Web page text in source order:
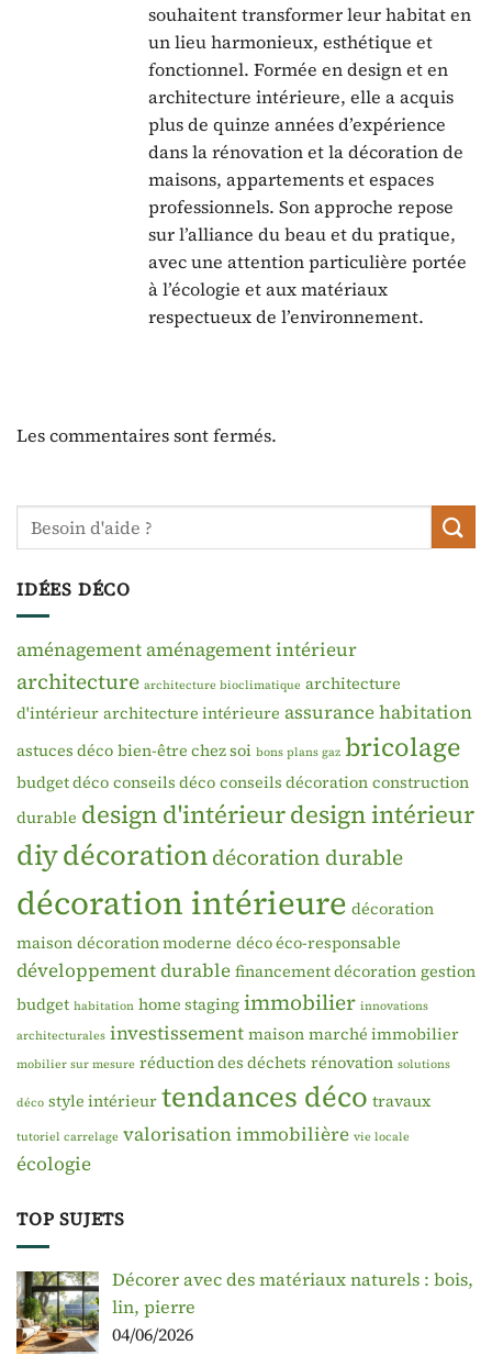
souhaitent transformer leur habitat en
un lieu harmonieux, esthétique et
fonctionnel. Formée en design et en
architecture intérieure, elle a acquis
plus de quinze années d’expérience
dans la rénovation et la décoration de
maisons, appartements et espaces
professionnels. Son approche repose
sur l’alliance du beau et du pratique,
avec une attention particulière portée
à l’écologie et aux matériaux
respectueux de l’environnement.
Les commentaires sont fermés.
IDÉES DÉCO
aménagementaménagement intérieur
architecture architecture bioclimatique architecture
d'intérieur architecture intérieure assurance habitation
astuces déco bien-être chez soi bons plans gaz bricolage
budget déco conseils déco conseils décoration construction
durable design d'intérieurdesign intérieur
diydécorationdécoration durable
décoration intérieure décoration
maison décoration moderne déco éco-responsable
développement durable financement décoration gestion
budget habitation home staging immobilier innovations
architecturales investissement maison marché immobilier
mobilier sur mesure réduction des déchets rénovation solutions
déco style intérieur tendances déco travaux
tutoriel carrelage valorisation immobilière vie locale
écologie
TOP SUJETS
Décorer avec des matériaux naturels : bois,
lin, pierre
04/06/2026